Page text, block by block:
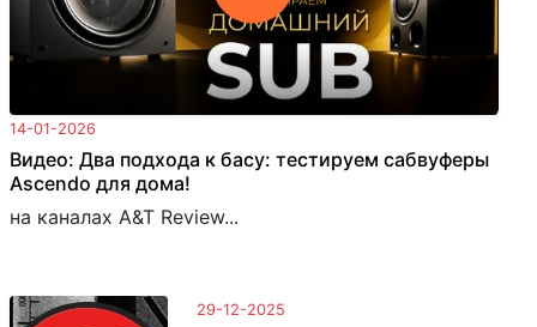
14-01-2026
Видео: Два подхода к басу: тестируем сабвуферы
Ascendo для дома!
на каналах A&T Review...
29-12-2025